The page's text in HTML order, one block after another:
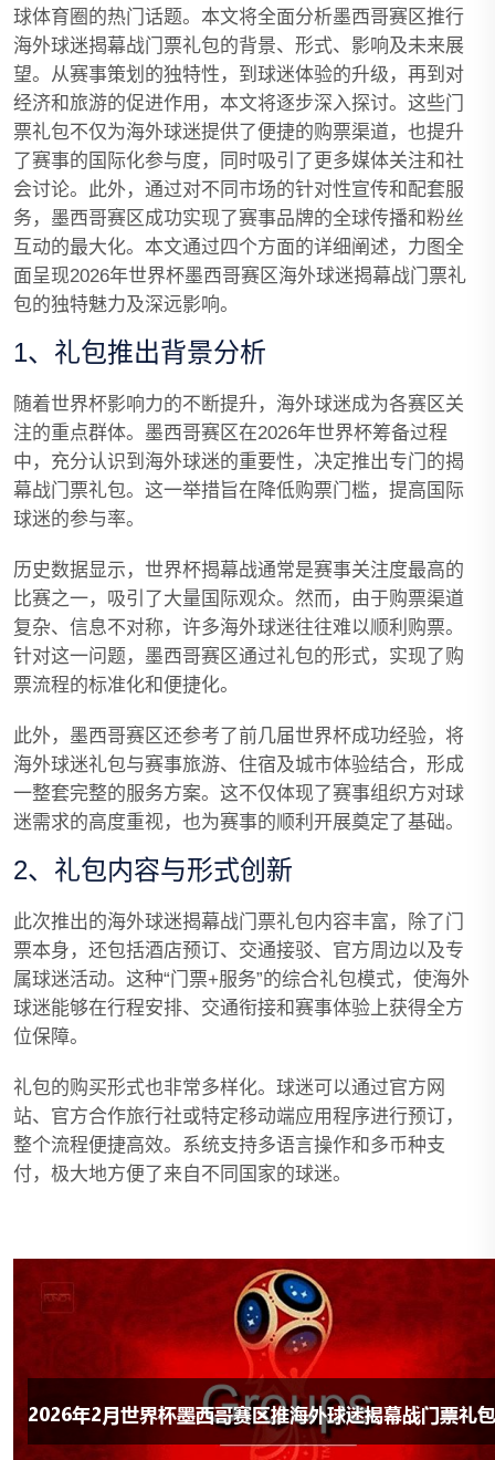
球体育圈的热门话题。本文将全面分析墨西哥赛区推行
海外球迷揭幕战门票礼包的背景、形式、影响及未来展
望。从赛事策划的独特性，到球迷体验的升级，再到对
经济和旅游的促进作用，本文将逐步深入探讨。这些门
票礼包不仅为海外球迷提供了便捷的购票渠道，也提升
了赛事的国际化参与度，同时吸引了更多媒体关注和社
会讨论。此外，通过对不同市场的针对性宣传和配套服
务，墨西哥赛区成功实现了赛事品牌的全球传播和粉丝
互动的最大化。本文通过四个方面的详细阐述，力图全
面呈现2026年世界杯墨西哥赛区海外球迷揭幕战门票礼
包的独特魅力及深远影响。
1、礼包推出背景分析
随着世界杯影响力的不断提升，海外球迷成为各赛区关
注的重点群体。墨西哥赛区在2026年世界杯筹备过程
中，充分认识到海外球迷的重要性，决定推出专门的揭
幕战门票礼包。这一举措旨在降低购票门槛，提高国际
球迷的参与率。
历史数据显示，世界杯揭幕战通常是赛事关注度最高的
比赛之一，吸引了大量国际观众。然而，由于购票渠道
复杂、信息不对称，许多海外球迷往往难以顺利购票。
针对这一问题，墨西哥赛区通过礼包的形式，实现了购
票流程的标准化和便捷化。
此外，墨西哥赛区还参考了前几届世界杯成功经验，将
海外球迷礼包与赛事旅游、住宿及城市体验结合，形成
一整套完整的服务方案。这不仅体现了赛事组织方对球
迷需求的高度重视，也为赛事的顺利开展奠定了基础。
2、礼包内容与形式创新
此次推出的海外球迷揭幕战门票礼包内容丰富，除了门
票本身，还包括酒店预订、交通接驳、官方周边以及专
属球迷活动。这种“门票+服务”的综合礼包模式，使海外
球迷能够在行程安排、交通衔接和赛事体验上获得全方
位保障。
礼包的购买形式也非常多样化。球迷可以通过官方网
站、官方合作旅行社或特定移动端应用程序进行预订，
整个流程便捷高效。系统支持多语言操作和多币种支
付，极大地方便了来自不同国家的球迷。